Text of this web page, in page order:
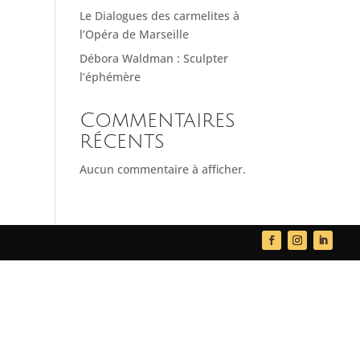
Le Dialogues des carmelites à
l’Opéra de Marseille
Débora Waldman : Sculpter
l’éphémère
Commentaires
récents
Aucun commentaire à afficher.